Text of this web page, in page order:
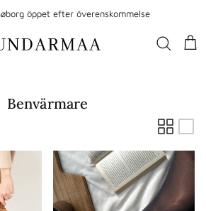
öppet efter överenskommelse
Benvärmare